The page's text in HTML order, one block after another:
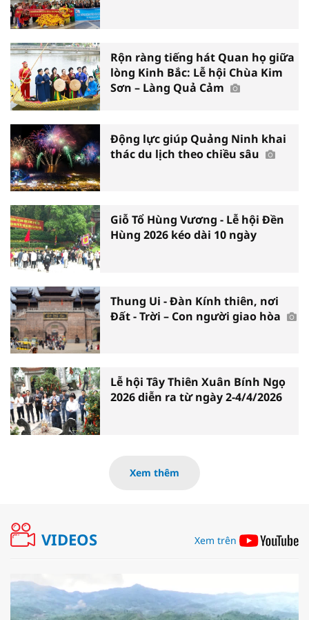
Rộn ràng tiếng hát Quan họ giữa
lòng Kinh Bắc: Lễ hội Chùa Kim
Sơn – Làng Quả Cảm
Động lực giúp Quảng Ninh khai
thác du lịch theo chiều sâu
Giỗ Tổ Hùng Vương - Lễ hội Đền
Hùng 2026 kéo dài 10 ngày
Thung Ui - Đàn Kính thiên, nơi
Đất - Trời – Con người giao hòa
Lễ hội Tây Thiên Xuân Bính Ngọ
2026 diễn ra từ ngày 2-4/4/2026
Xem thêm
VIDEOS Xem trên